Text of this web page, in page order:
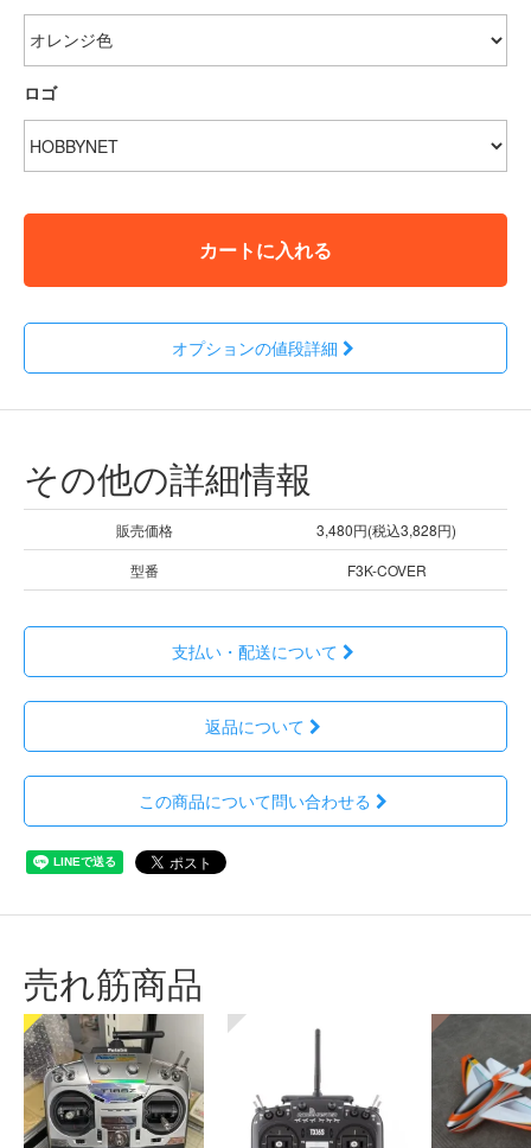
ロゴ
カートに入れる
オプションの値段詳細
その他の詳細情報
販売価格
3,480円(税込3,828円)
型番
F3K-COVER
支払い・配送について
返品について
この商品について問い合わせる
売れ筋商品